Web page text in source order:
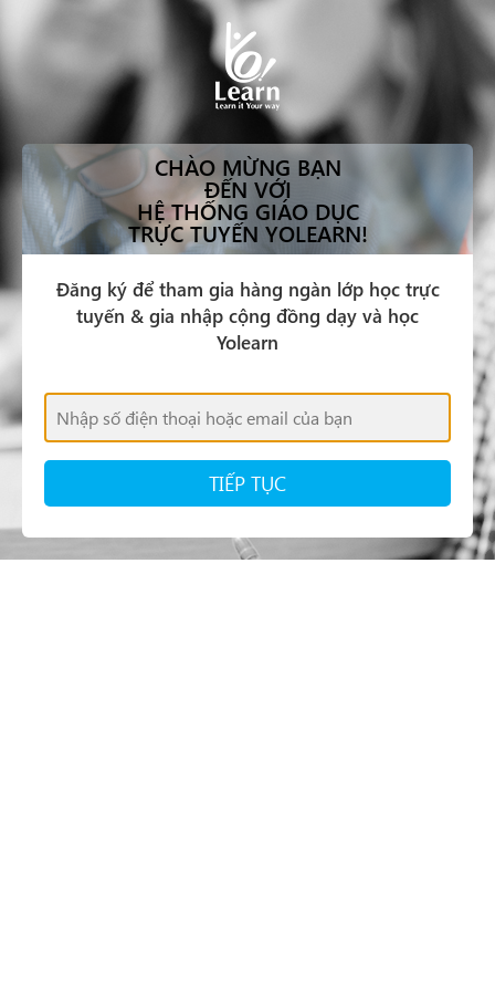
CHÀO MỪNG BẠN
ĐẾN VỚI
HỆ THỐNG GIÁO DỤC
TRỰC TUYẾN YOLEARN!
Đăng ký để tham gia hàng ngàn lớp học trực
tuyến & gia nhập cộng đồng dạy và học
Yolearn
TIẾP TỤC